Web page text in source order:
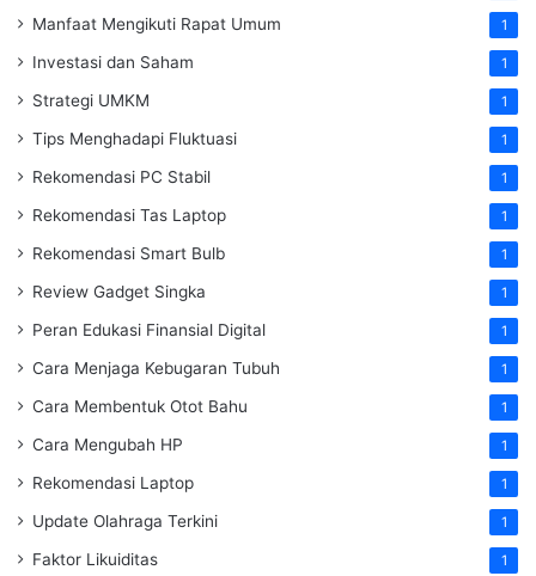
Manfaat Mengikuti Rapat Umum 1
Investasi dan Saham 1
Strategi UMKM 1
Tips Menghadapi Fluktuasi 1
Rekomendasi PC Stabil 1
Rekomendasi Tas Laptop 1
Rekomendasi Smart Bulb 1
Review Gadget Singka 1
Peran Edukasi Finansial Digital 1
Cara Menjaga Kebugaran Tubuh 1
Cara Membentuk Otot Bahu 1
Cara Mengubah HP 1
Rekomendasi Laptop 1
Update Olahraga Terkini 1
Faktor Likuiditas 1